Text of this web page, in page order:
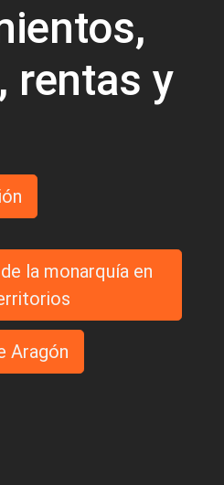
rentas y
la monarquía en
Aragón